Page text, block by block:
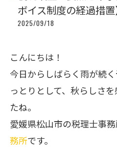
ボイス制度の経過措置
2025/09/18
こんにちは！
今日からしばらく雨が続
っとりとして、秋らしさ
たね。
愛媛県松山市の税理士事務
務所です。